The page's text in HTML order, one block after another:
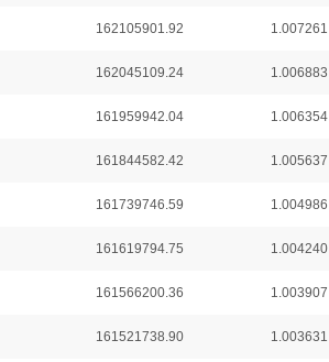
162105901.92 1.007261
162045109.24 1.006883
161959942.04 1.006354
161844582.42 1.005637
161739746.59 1.004986
161619794.75 1.004240
161566200.36 1.003907
161521738.90 1.003631